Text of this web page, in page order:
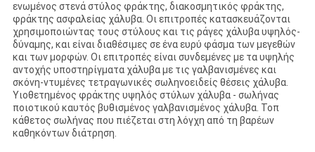
ενωμένος στενά στύλος φράκτης, διακοσμητικός φράκτης,
φράκτης ασφαλείας χάλυβα. Οι επιτροπές κατασκευάζονται
χρησιμοποιώντας τους στύλους και τις ράγες χάλυβα υψηλός-
δύναμης, και είναι διαθέσιμες σε ένα ευρύ φάσμα των μεγεθών
και των μορφών. Οι επιτροπές είναι συνδεμένες με τα υψηλής
αντοχής υποστηρίγματα χάλυβα με τις γαλβανισμένες και
σκόνη-ντυμένες τετραγωνικές σωληνοειδείς θέσεις χάλυβα.
Υιοθετημένος φράκτης υψηλός στύλων χάλυβα - σωλήνας
ποιοτικού καυτός βυθισμένος γαλβανισμένος χάλυβα. Τοπ
κάθετος σωλήνας που πιέζεται στη λόγχη από τη βαρέων
καθηκόντων διάτρηση.